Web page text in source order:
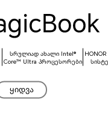
სრულიად ახალი Intel®
Core™ Ultra პროცესორები
ყიდვა